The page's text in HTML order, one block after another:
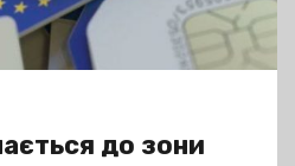
до зони